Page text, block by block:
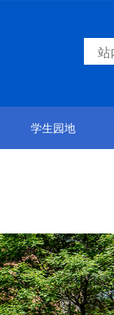
学生园地